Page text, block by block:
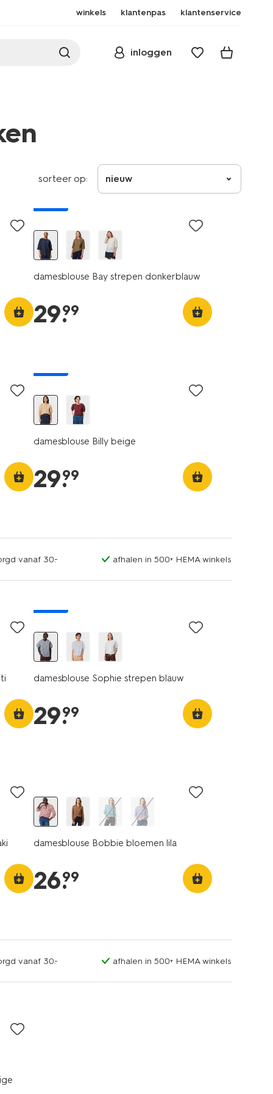
winkels klantenpas klantenservice
inloggen
sorteer op: nieuw
damesblouse Bay strepen donkerblauw
29.
99
damesblouse Billy beige
29.
99
vanaf 30.- afhalen in 500+ HEMA winkels
damesblouse Sophie strepen blauw
29.
99
damesblouse Bobbie bloemen lila
26.
99
vanaf 30.- afhalen in 500+ HEMA winkels